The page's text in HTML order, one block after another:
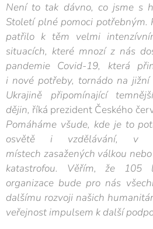
Není to tak dávno, co jsme s
Století plné pomoci potřebným.
patřilo k těm velmi
situacích, které mnozí z nás
pandemie Covid-19, která
i nové potřeby, tornádo na
Ukrajině připomínající
dějin, říká prezident Českého
Pomáháme všude, kde je to
osvětě i vzdělávání, v
místech zasažených válkou
katastrofou. Věřím, že
organizace bude pro nás
dalšímu rozvoji našich
veřejnost impulsem k další